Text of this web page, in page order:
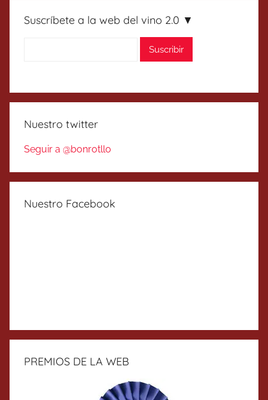
Suscríbete a la web del vino 2.0 ▼
Nuestro twitter
Seguir a @bonrotllo
Nuestro Facebook
PREMIOS DE LA WEB